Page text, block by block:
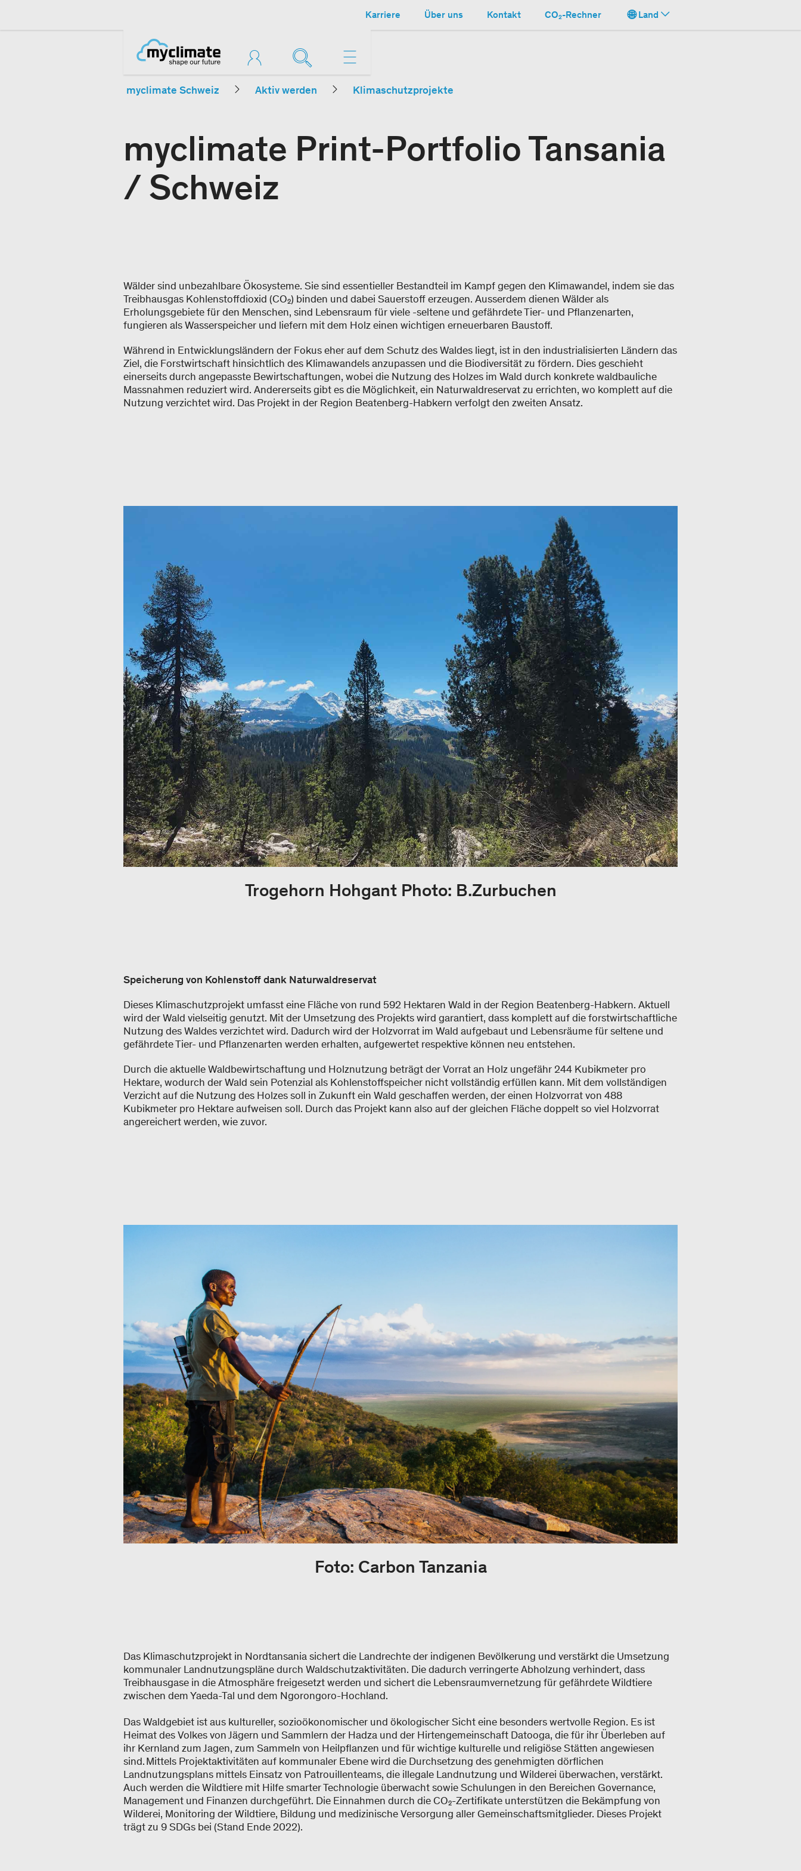
Karriere Über uns Kontakt CO₂-Rechner Land
myclimate Schweiz Aktiv werden Klimaschutzprojekte
myclimate Print-Portfolio Tansania
/ Schweiz
Wälder sind unbezahlbare Ökosysteme. Sie sind essentieller Bestandteil im Kampf gegen den Klimawandel, indem sie das
Treibhausgas Kohlenstoffdioxid (CO₂) binden und dabei Sauerstoff erzeugen. Ausserdem dienen Wälder als
Erholungsgebiete für den Menschen, sind Lebensraum für viele -seltene und gefährdete Tier- und Pflanzenarten,
fungieren als Wasserspeicher und liefern mit dem Holz einen wichtigen erneuerbaren Baustoff.
Während in Entwicklungsländern der Fokus eher auf dem Schutz des Waldes liegt, ist in den industrialisierten Ländern das
Ziel, die Forstwirtschaft hinsichtlich des Klimawandels anzupassen und die Biodiversität zu fördern. Dies geschieht
einerseits durch angepasste Bewirtschaftungen, wobei die Nutzung des Holzes im Wald durch konkrete waldbauliche
Massnahmen reduziert wird. Andererseits gibt es die Möglichkeit, ein Naturwaldreservat zu errichten, wo komplett auf die
Nutzung verzichtet wird. Das Projekt in der Region Beatenberg-Habkern verfolgt den zweiten Ansatz.
Trogehorn Hohgant Photo: B.Zurbuchen
Speicherung von Kohlenstoff dank Naturwaldreservat
Dieses Klimaschutzprojekt umfasst eine Fläche von rund 592 Hektaren Wald in der Region Beatenberg-Habkern. Aktuell
wird der Wald vielseitig genutzt. Mit der Umsetzung des Projekts wird garantiert, dass komplett auf die forstwirtschaftliche
Nutzung des Waldes verzichtet wird. Dadurch wird der Holzvorrat im Wald aufgebaut und Lebensräume für seltene und
gefährdete Tier- und Pflanzenarten werden erhalten, aufgewertet respektive können neu entstehen.
Durch die aktuelle Waldbewirtschaftung und Holznutzung beträgt der Vorrat an Holz ungefähr 244 Kubikmeter pro
Hektare, wodurch der Wald sein Potenzial als Kohlenstoffspeicher nicht vollständig erfüllen kann. Mit dem vollständigen
Verzicht auf die Nutzung des Holzes soll in Zukunft ein Wald geschaffen werden, der einen Holzvorrat von 488
Kubikmeter pro Hektare aufweisen soll. Durch das Projekt kann also auf der gleichen Fläche doppelt so viel Holzvorrat
angereichert werden, wie zuvor.
Foto: Carbon Tanzania
Das Klimaschutzprojekt in Nordtansania sichert die Landrechte der indigenen Bevölkerung und verstärkt die Umsetzung
kommunaler Landnutzungspläne durch Waldschutzaktivitäten. Die dadurch verringerte Abholzung verhindert, dass
Treibhausgase in die Atmosphäre freigesetzt werden und sichert die Lebensraumvernetzung für gefährdete Wildtiere
zwischen dem Yaeda-Tal und dem Ngorongoro-Hochland.
Das Waldgebiet ist aus kultureller, sozioökonomischer und ökologischer Sicht eine besonders wertvolle Region. Es ist
Heimat des Volkes von Jägern und Sammlern der Hadza und der Hirtengemeinschaft Datooga, die für ihr Überleben auf
ihr Kernland zum Jagen, zum Sammeln von Heilpflanzen und für wichtige kulturelle und religiöse Stätten angewiesen
sind. Mittels Projektaktivitäten auf kommunaler Ebene wird die Durchsetzung des genehmigten dörflichen
Landnutzungsplans mittels Einsatz von Patrouillenteams, die illegale Landnutzung und Wilderei überwachen, verstärkt.
Auch werden die Wildtiere mit Hilfe smarter Technologie überwacht sowie Schulungen in den Bereichen Governance,
Management und Finanzen durchgeführt. Die Einnahmen durch die CO₂-Zertifikate unterstützen die Bekämpfung von
Wilderei, Monitoring der Wildtiere, Bildung und medizinische Versorgung aller Gemeinschaftsmitglieder. Dieses Projekt
trägt zu 9 SDGs bei (Stand Ende 2022).